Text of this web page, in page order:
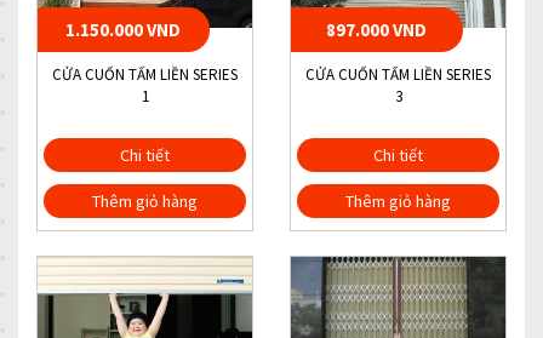
1.150.000 VND
CỬA CUỐN TẤM LIỀN SERIES
1
Chi tiết
Thêm giỏ hàng
897.000 VND
CỬA CUỐN TẤM LIỀN SERIES
3
Chi tiết
Thêm giỏ hàng